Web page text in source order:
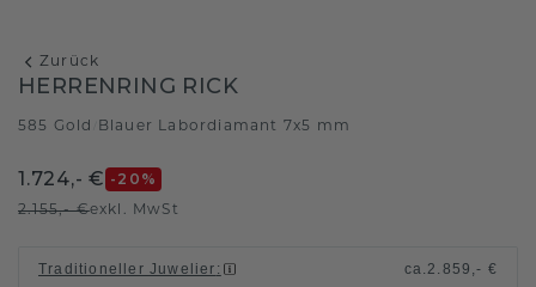
Zurück
HERRENRING RICK
585 Gold Blauer Labordiamant 7x5 mm
1.724,- € -20 %
2.155,- €exkl. MwSt
Traditioneller Juwelier : ca.2.859,- €